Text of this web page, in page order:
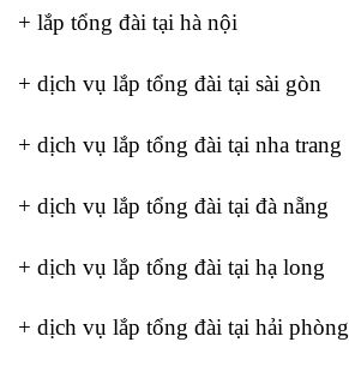
+ lắp tổng đài tại hà nội
+ dịch vụ lắp tổng đài tại sài gòn
+ dịch vụ lắp tổng đài tại nha trang
+ dịch vụ lắp tổng đài tại đà nẵng
+ dịch vụ lắp tổng đài tại hạ long
+ dịch vụ lắp tổng đài tại hải phòng